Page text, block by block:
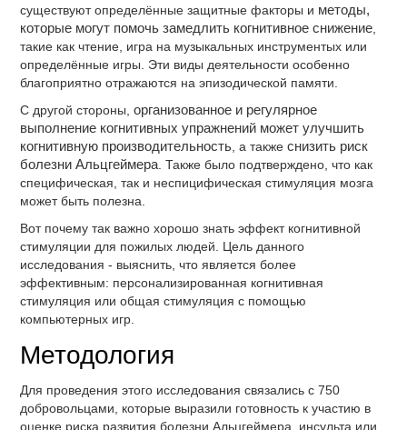
существуют определённые защитные факторы и методы,
которые могут помочь замедлить когнитивное снижение
такие как чтение, игра на музыкальных инструментых или
определённые игры. Эти виды деятельности особенно
благоприятно отражаются на эпизодической памяти.
С другой стороны,организованное и регулярное
выполнение когнитивных упражнений может улучшить
когнитивную производительность , а такжеснизить риск
болезни Альцгеймера . Также было подтверждено, что как
специфическая, так и неспицифическая стимуляция мозга
может быть полезна.
Вот почему так важно хорошо знать эффект когнитивной
стимуляции для пожилых людей. Цель данного
исследования - выяснить, что является более
эффективным: персонализированная когнитивная
стимуляция или общая стимуляция с помощью
компьютерных игр.
Методология
Для проведения этого исследования связались с 750
добровольцами, которые выразили готовность к участию в
оценке риска развития болезни Альцгеймера, инсульта или